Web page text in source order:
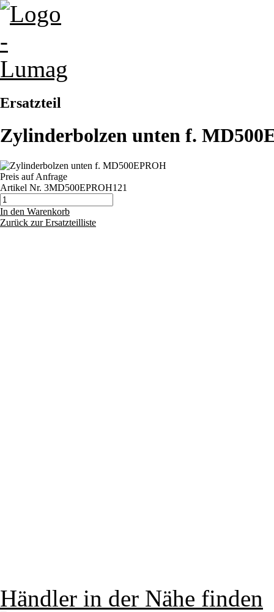
Ersatzteil
Zylinderbolzen unten f.
Preis auf Anfrage
Artikel Nr. 3MD500EPROH121
In den Warenkorb
Zurück zur Ersatzteilliste
Händler in der Nähe finden